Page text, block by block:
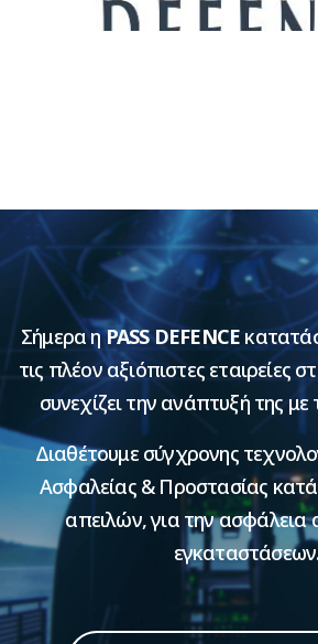
Σήμερα ηPASS DEFENCE
τις πλέον αξιόπιστες εταιρείες
συνεχίζει την ανάπτυξή της με
Διαθέτουμε σύγχρονης
Ασφαλείας & Προστασίας
απειλών, για την